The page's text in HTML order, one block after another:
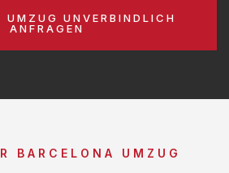
UMZUG UNVERBINDLICH
ANFRAGEN
BARCELONA UMZUG